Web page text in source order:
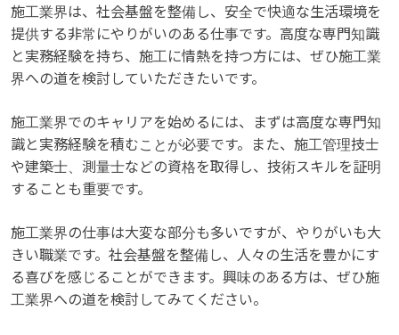
施工業界は、社会基盤を整備し、安全で快適な生活環境を
提供する非常にやりがいのある仕事です。高度な専門知識
と実務経験を持ち、施工に情熱を持つ方には、ぜひ施工業
界への道を検討していただきたいです。
施工業界でのキャリアを始めるには、まずは高度な専門知
識と実務経験を積むことが必要です。また、施工管理技士
や建築士、測量士などの資格を取得し、技術スキルを証明
することも重要です。
施工業界の仕事は大変な部分も多いですが、やりがいも大
きい職業です。社会基盤を整備し、人々の生活を豊かにす
る喜びを感じることができます。興味のある方は、ぜひ施
工業界への道を検討してみてください。